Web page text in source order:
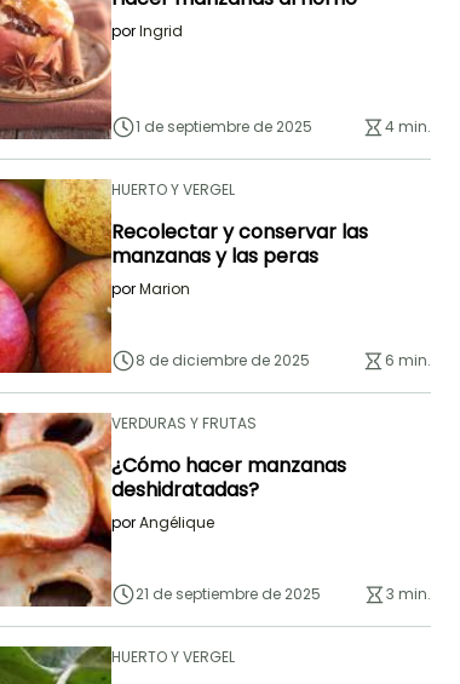
porIngrid
1 de septiembre de 2025 4 min.
HUERTO Y VERGEL
Recolectar y conservar las
manzanas y las peras
porMarion
8 de diciembre de 2025 6 min.
VERDURAS Y FRUTAS
¿Cómo hacer manzanas
deshidratadas?
porAngélique
21 de septiembre de 2025 3 min.
HUERTO Y VERGEL